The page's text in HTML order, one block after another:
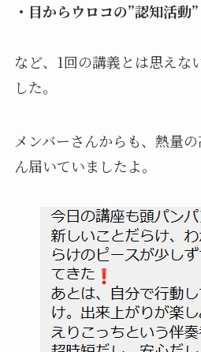
・目からウロコの”認知活動”
など、1回の講義とは思えな
した。
メンバーさんからも、熱量
ん届いていましたよ。